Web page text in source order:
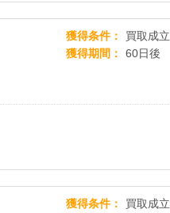
獲得条件
買取成立
獲得期間
60日後
獲得条件
買取成立